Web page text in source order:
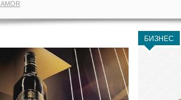
AMOR
БИЗНЕС